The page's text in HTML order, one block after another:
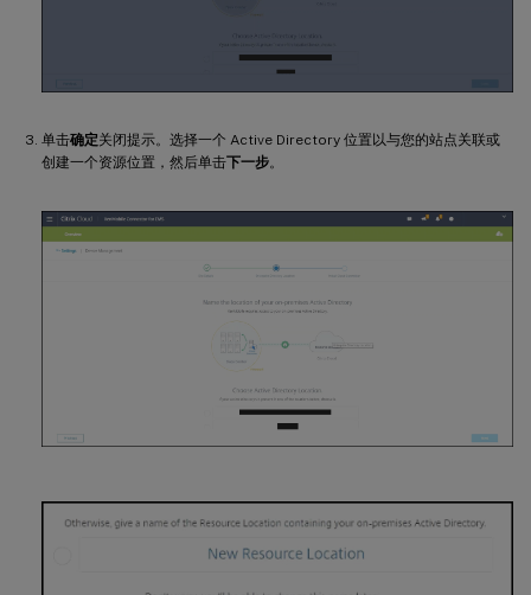
单击确定关闭提示。选择一个 Active Directory 位置以与您的站点关联或
创建一个资源位置，然后单击下一步。